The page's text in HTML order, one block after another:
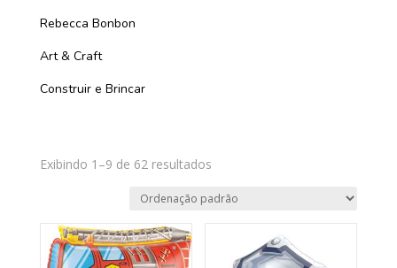
Rebecca Bonbon
Art & Craft
Construir e Brincar
Exibindo 1–9 de 62 resultados